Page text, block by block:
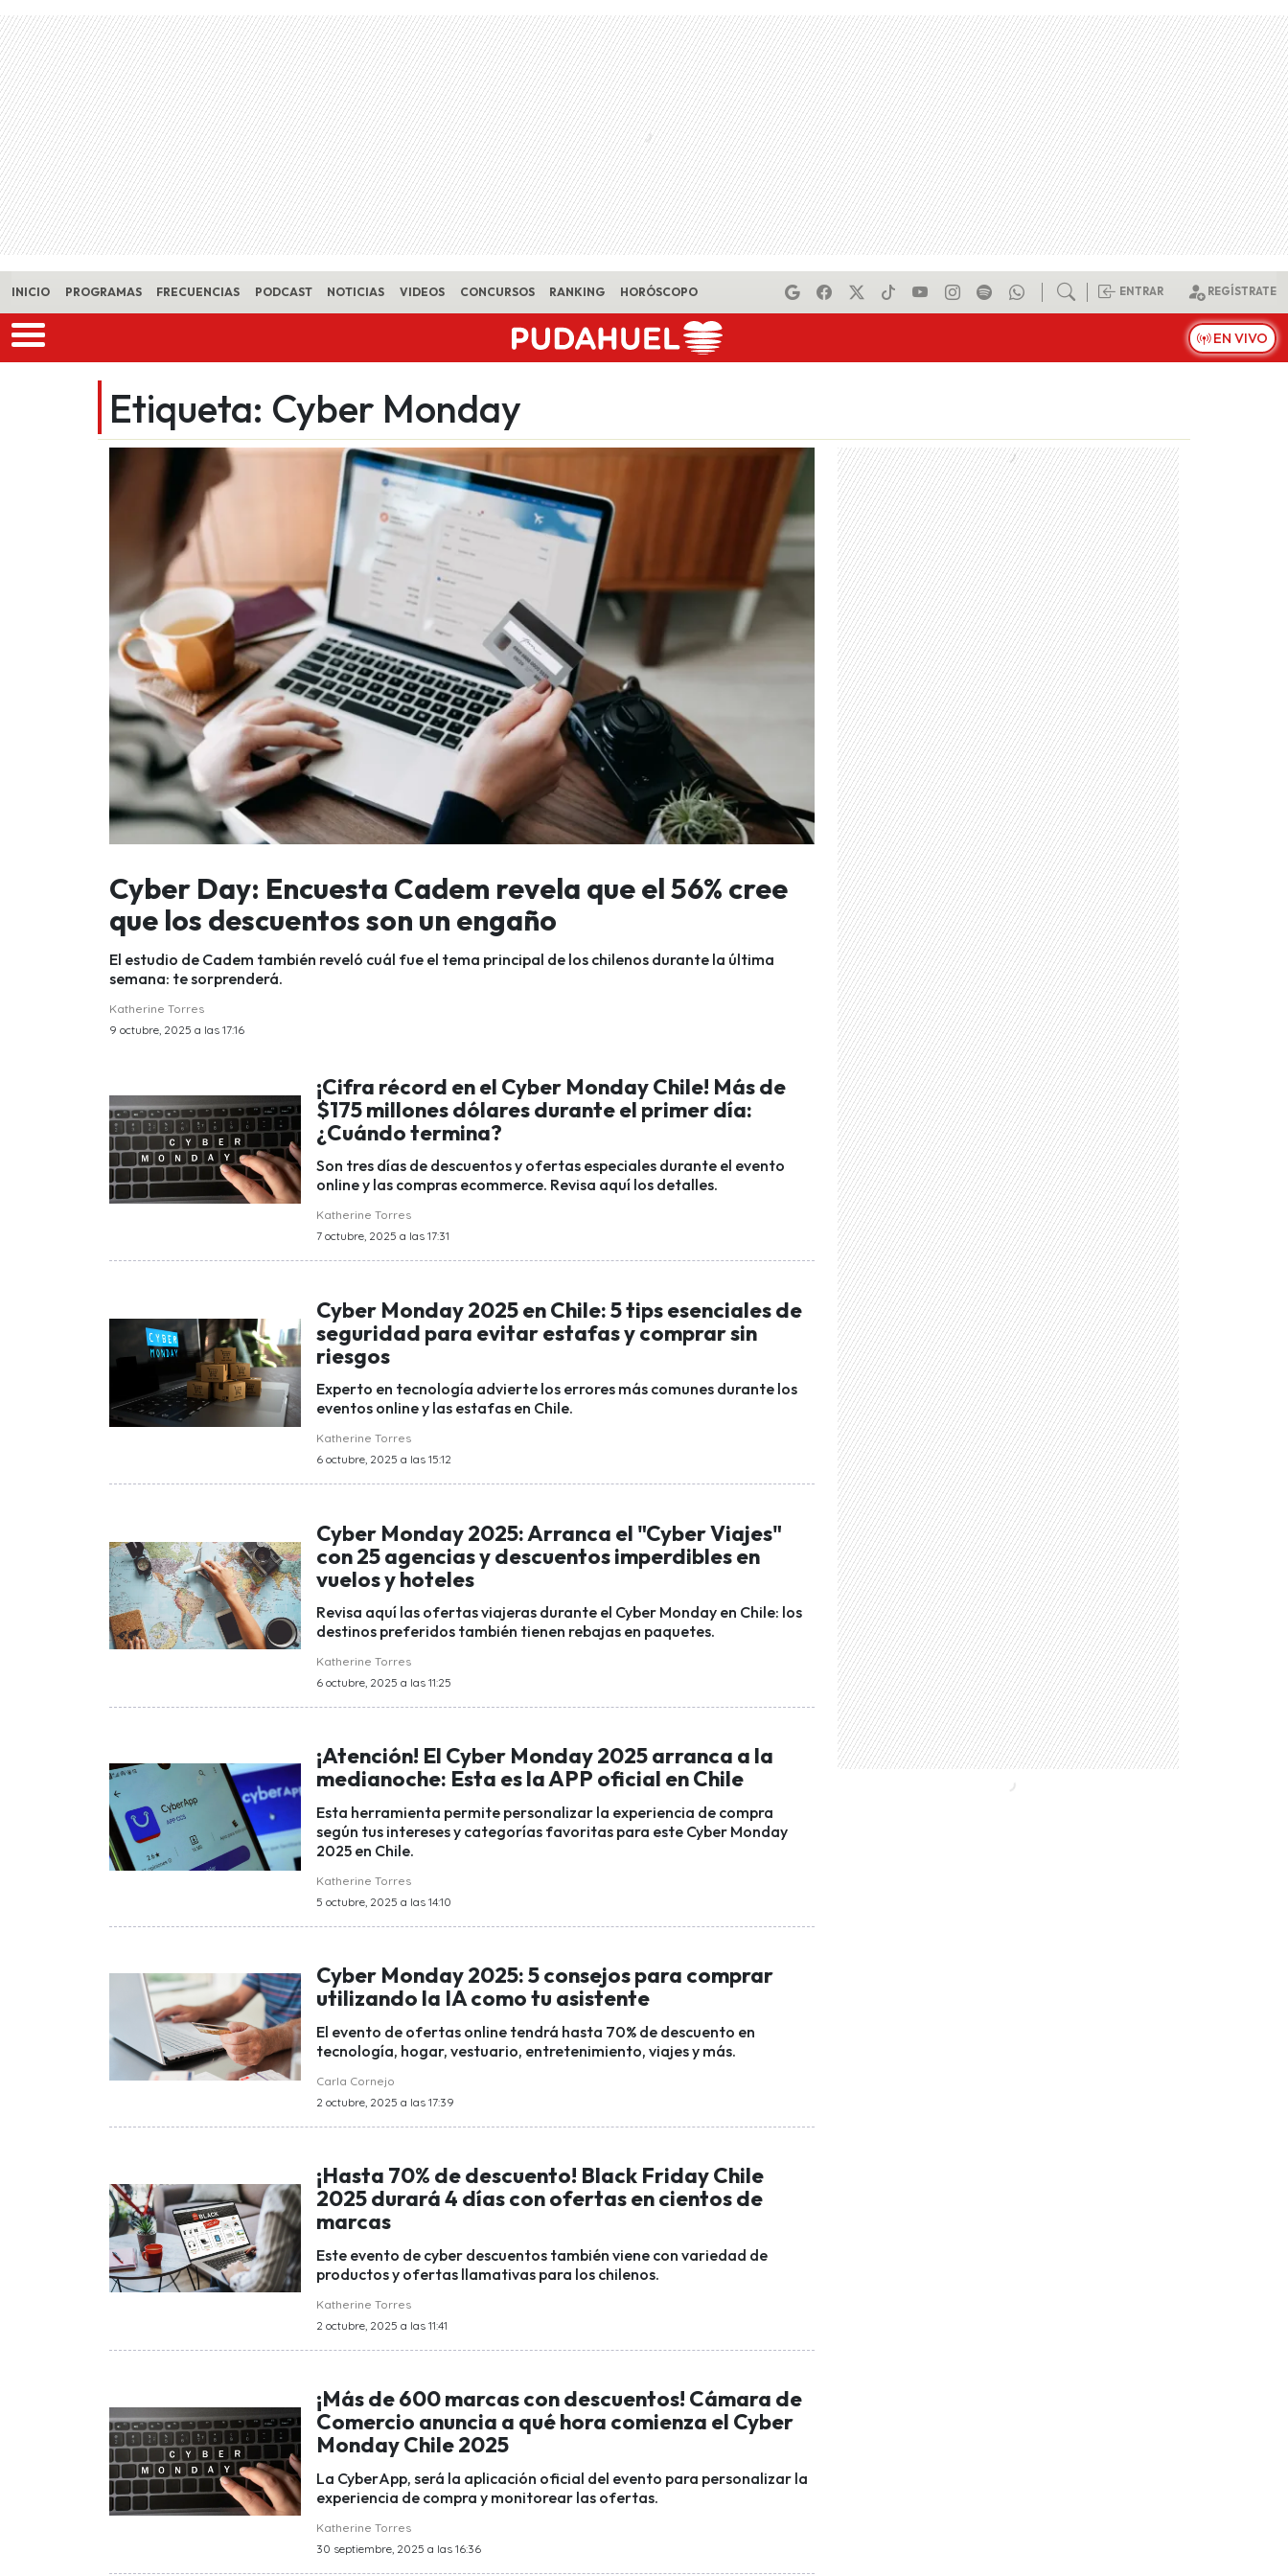
Skip to main content
INICIO PROGRAMAS FRECUENCIAS PODCAST NOTICIAS VIDEOS CONCURSOS RANKING HORÓSCOPO ENTRAR REGÍSTRATE
EN VIVO
Etiqueta: Cyber Monday
Cyber Day: Encuesta Cadem revela que el 56% cree
que los descuentos son un engaño
El estudio de Cadem también reveló cuál fue el tema principal de los chilenos durante la última
semana: te sorprenderá.
Katherine Torres
9 octubre, 2025 a las 17:16
¡Cifra récord en el Cyber Monday Chile! Más de
$175 millones dólares durante el primer día:
¿Cuándo termina?
Son tres días de descuentos y ofertas especiales durante el evento
online y las compras ecommerce. Revisa aquí los detalles.
Katherine Torres
7 octubre, 2025 a las 17:31
Cyber Monday 2025 en Chile: 5 tips esenciales de
seguridad para evitar estafas y comprar sin
riesgos
Experto en tecnología advierte los errores más comunes durante los
eventos online y las estafas en Chile.
Katherine Torres
6 octubre, 2025 a las 15:12
Cyber Monday 2025: Arranca el "Cyber Viajes"
con 25 agencias y descuentos imperdibles en
vuelos y hoteles
Revisa aquí las ofertas viajeras durante el Cyber Monday en Chile: los
destinos preferidos también tienen rebajas en paquetes.
Katherine Torres
6 octubre, 2025 a las 11:25
¡Atención! El Cyber Monday 2025 arranca a la
medianoche: Esta es la APP oficial en Chile
Esta herramienta permite personalizar la experiencia de compra
según tus intereses y categorías favoritas para este Cyber Monday
2025 en Chile.
Katherine Torres
5 octubre, 2025 a las 14:10
Cyber Monday 2025: 5 consejos para comprar
utilizando la IA como tu asistente
El evento de ofertas online tendrá hasta 70% de descuento en
tecnología, hogar, vestuario, entretenimiento, viajes y más.
Carla Cornejo
2 octubre, 2025 a las 17:39
¡Hasta 70% de descuento! Black Friday Chile
2025 durará 4 días con ofertas en cientos de
marcas
Este evento de cyber descuentos también viene con variedad de
productos y ofertas llamativas para los chilenos.
Katherine Torres
2 octubre, 2025 a las 11:41
¡Más de 600 marcas con descuentos! Cámara de
Comercio anuncia a qué hora comienza el Cyber
Monday Chile 2025
La CyberApp, será la aplicación oficial del evento para personalizar la
experiencia de compra y monitorear las ofertas.
Katherine Torres
30 septiembre, 2025 a las 16:36